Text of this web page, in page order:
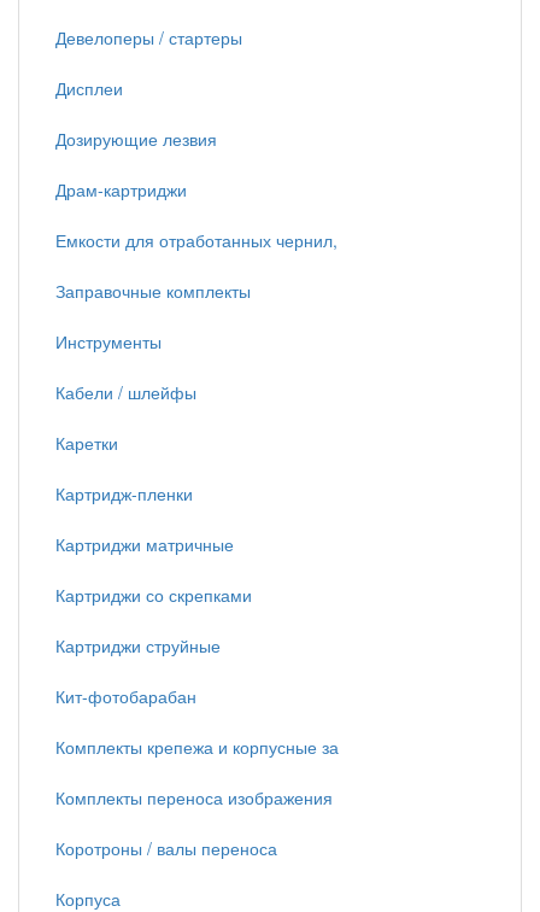
Девелоперы / стартеры
Дисплеи
Дозирующие лезвия
Драм-картриджи
Емкости для отработанных чернил,
Заправочные комплекты
Инструменты
Кабели / шлейфы
Каретки
Картридж-пленки
Картриджи матричные
Картриджи со скрепками
Картриджи струйные
Кит-фотобарабан
Комплекты крепежа и корпусные за
Комплекты переноса изображения
Коротроны / валы переноса
Корпуса